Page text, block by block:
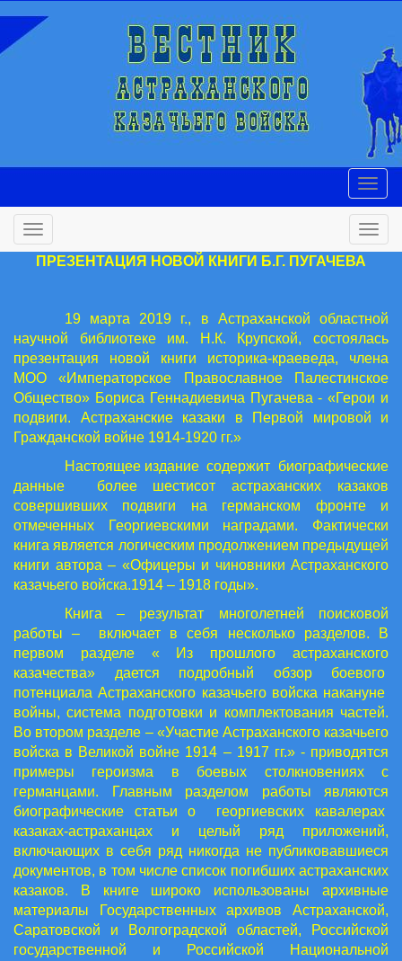
ПРЕЗЕНТАЦИЯ НОВОЙ КНИГИ Б.Г. ПУГАЧЕВА
19 марта 2019 г., в Астраханской областной
научной библиотеке им. Н.К. Крупской, состоялась
презентация новой книги историка-краеведа, члена
МОО «Императорское Православное Палестинское
Общество» Бориса Геннадиевича Пугачева - «Герои и
подвиги. Астраханские казаки в Первой мировой и
Гражданской войне 1914-1920 гг.»
Настоящее издание содержит биографические
данные более шестисот астраханских казаков
совершивших подвиги на германском фронте и
отмеченных Георгиевскими наградами. Фактически
книга является логическим продолжением предыдущей
книги автора – «Офицеры и чиновники Астраханского
казачьего войска.1914 – 1918 годы».
Книга – результат многолетней поисковой
работы – включает в себя несколько разделов. В
первом разделе « Из прошлого астраханского
казачества» дается подробный обзор боевого
потенциала Астраханского казачьего войска накануне
войны, система подготовки и комплектования частей.
Во втором разделе – «Участие Астраханского казачьего
войска в Великой войне 1914 – 1917 гг.» - приводятся
примеры героизма в боевых столкновениях с
германцами. Главным разделом работы являются
биографические статьи о георгиевских кавалерах
казаках-астраханцах и целый ряд приложений,
включающих в себя ряд никогда не публиковавшиеся
документов, в том числе список погибших астраханских
казаков. В книге широко использованы архивные
материалы Государственных архивов Астраханской,
Саратовской и Волгоградской областей, Российской
государственной и Российской Национальной